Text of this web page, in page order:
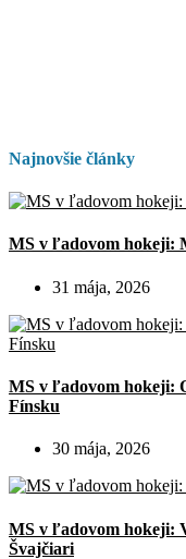
Najnovšie články
MS v ľadovom hokeji:
31 mája, 2026
MS v ľadovom hokeji:
Fínsku
30 mája, 2026
MS v ľadovom hokeji:
Švajčiari